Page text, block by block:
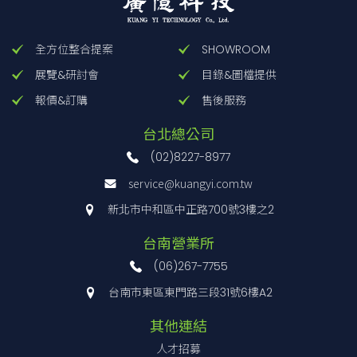
全方位整合提案
SHOWROOM
展覽&研討會
目錄&圖檔提供
報價&訂購
售後服務
台北總公司
(02)8227-8977
service@kuangyi.com.tw
新北市中和區中正路700號3樓之2
台南營業所
(06)267-7755
台南市東區東門路三段31號6樓A2
其他連結
人才招募